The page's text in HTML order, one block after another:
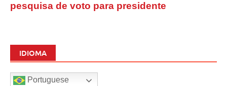
pesquisa de voto para presidente
IDIOMA
Portuguese